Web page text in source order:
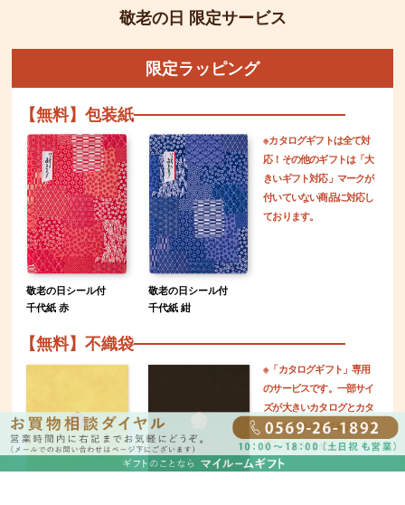
敬老の日 限定サービス
限定ラッピング
【無料】包装紙
敬老の日シール付
千代紙 赤
敬老の日シール付
千代紙 紺
※カタログギフトは全て対
応！その他のギフトは「大
きいギフト対応」マークが
付いていない商品に対応し
ております。
【無料】不織袋
※「カタログギフト」専用
のサービスです。一部サイ
ズが大きいカタログとカタ
ログギフト以外の商品は対
応しておりません。